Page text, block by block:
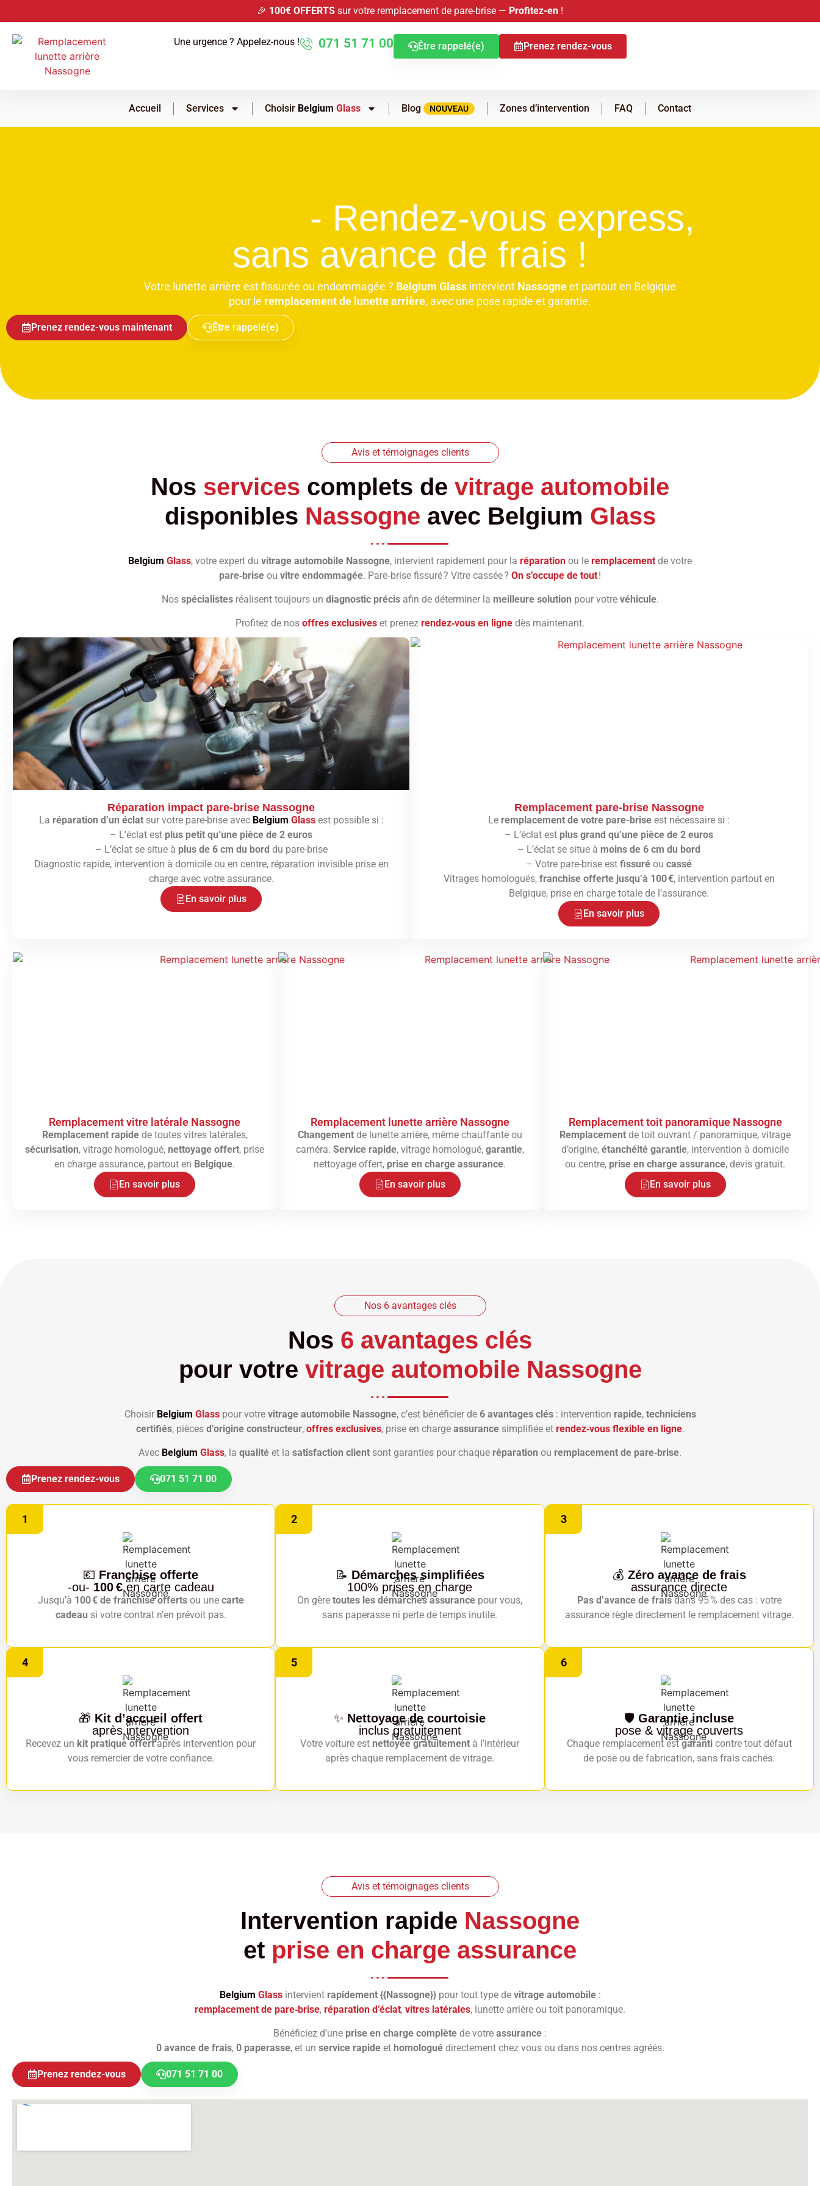
🎉 100€ OFFERTS sur votre remplacement de pare-brise — Profitez-en !
Une urgence ? Appelez-nous ! 071 51 71 00 Être rappelé(e) Prenez rendez-vous
Accueil Services Choisir Belgium Glass Blog NOUVEAU Zones d’intervention FAQ Contact
- Rendez-vous express,
sans avance de frais !
Votre lunette arrière est fissurée ou endommagée ? Belgium Glass intervient Nassogneet partout en Belgique
pour le remplacement de lunette arrière, avec une pose rapide et garantie.
Prenez rendez-vous maintenant Être rappelé(e)
Avis et témoignages clients
Nos services complets de vitrage automobile
disponibles Nassogne avec Belgium Glass
Belgium Glass, votre expert du vitrage automobile Nassogne, intervient rapidement pour la réparation ou le remplacement de votre
pare‑brise ou vitre endommagée. Pare‑brise fissuré ? Vitre cassée ? On s’occupe de tout!
Nos spécialistesréalisent toujours un diagnostic précisafin de déterminer la meilleure solution pour votre véhicule.
Profitez de nos offres exclusives et prenez rendez‑vous en ligne dès maintenant.
Réparation impact pare-brise Nassogne
La réparation d’un éclatsur votre pare-brise avec Belgium Glass est possible si :
– L’éclat est plus petit qu’une pièce de 2 euros
– L’éclat se situe à plus de 6 cm du bord du pare-brise
Diagnostic rapide, intervention à domicile ou en centre, réparation invisible prise en
charge avec votre assurance.
En savoir plus
Remplacement pare-brise Nassogne
Le remplacement de votre pare-brise est nécessaire si :
– L’éclat est plus grand qu’une pièce de 2 euros
– L’éclat se situe à moins de 6 cm du bord
– Votre pare-brise est fissuré ou cassé
Vitrages homologués, franchise offerte jusqu’à 100 €, intervention partout en
Belgique, prise en charge totale de l’assurance.
En savoir plus
Remplacement vitre latérale Nassogne
Remplacement rapidede toutes vitres latérales,
sécurisation, vitrage homologué, nettoyage offert, prise
en charge assurance, partout en Belgique.
En savoir plus
Remplacement lunette arrière Nassogne
Changementde lunette arrière, même chauffante ou
caméra. Service rapide, vitrage homologué, garantie,
nettoyage offert, prise en charge assurance.
En savoir plus
Remplacement toit panoramique Nassogne
Remplacement de toit ouvrant / panoramique, vitrage
d’origine,étanchéité garantie, intervention à domicile
ou centre, prise en charge assurance, devis gratuit.
En savoir plus
Nos 6 avantages clés
Nos 6 avantages clés
pour votre vitrage automobile Nassogne
Choisir Belgium Glasspour votre vitrage automobile Nassogne, c’est bénéficier de 6 avantages clés: intervention rapide, techniciens
certifiés, pièces d’origine constructeur, offres exclusives, prise en charge assurancesimplifiée et rendez‑vous flexible en ligne.
Avec Belgium Glass, la qualité et la satisfaction client sont garanties pour chaque réparation ou remplacement de pare‑brise.
Prenez rendez-vous 071 51 71 00
1
💶 Franchise offerte
-ou- 100 €en carte cadeau
Jusqu’à 100 € de franchise offertsou une carte
cadeau si votre contrat n’en prévoit pas.
2
📝 Démarches simplifiées
100% prises en charge
On gèretoutes les démarches assurance pour vous,
sans paperasse ni perte de temps inutile.
3
💰 Zéro avance de frais
assurance directe
Pas d’avance de fraisdans 95 % des cas : votre
assurance règle directement le remplacement vitrage.
4
🎁 Kit d’accueil offert
après intervention
Recevez un kit pratique offertaprès intervention pour
vous remercier de votre confiance.
5
✨ Nettoyage de courtoisie
inclus gratuitement
Votre voiture est nettoyée gratuitement à l’intérieur
après chaque remplacement de vitrage.
6
🛡️Garantie incluse
pose & vitrage couverts
Chaque remplacement estgaranticontre tout défaut
de pose ou de fabrication, sans frais cachés.
Avis et témoignages clients
Intervention rapide Nassogne
et prise en charge assurance
Belgium Glassintervient rapidement {{Nassogne}}pour tout type de vitrage automobile:
remplacement de pare‑brise, réparation d’éclat, vitres latérales, lunette arrière ou toit panoramique.
Bénéficiez d’une prise en charge complète de votre assurance :
0 avance de frais, 0 paperasse, et un service rapideet homologuédirectement chez vous ou dans nos centres agréés.
Prenez rendez-vous 071 51 71 00